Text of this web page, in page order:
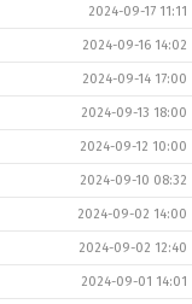
2024-09-17 11:11
2024-09-16 14:02
2024-09-14 17:00
2024-09-13 18:00
2024-09-12 10:00
2024-09-10 08:32
2024-09-02 14:00
2024-09-02 12:40
2024-09-01 14:01